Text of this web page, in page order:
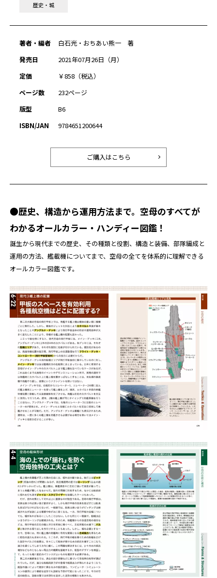
歴史・城
著者・編者
白石光・おちあい熊一 著
発売日
2021年07月26日（月）
定価
￥858（税込）
ページ数
232ページ
版型
B6
ISBN/JAN
9784651200644
ご購入はこちら
●歴史、構造から運用方法まで。空母のすべてが
わかるオールカラー・ハンディー図鑑！
誕生から現代までの歴史、その種類と役割、構造と装備、部隊編成と
運用の方法、艦載機についてまで、空母の全てを体系的に理解できる
オールカラー図鑑です。